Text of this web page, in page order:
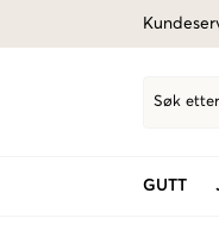
Søk
GUTT